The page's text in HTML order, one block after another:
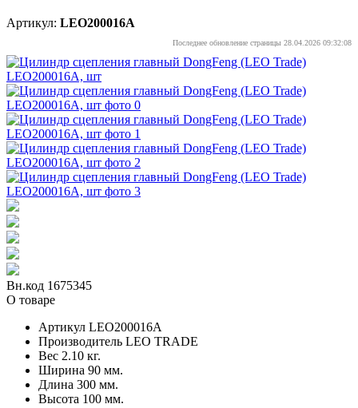
Артикул: LEO200016A
Последнее обновление страницы 28.04.2026 09:32:08
Вн.код 1675345
О товаре
Артикул LEO200016A
Производитель LEO TRADE
Вес 2.10 кг.
Ширина 90 мм.
Длина 300 мм.
Высота 100 мм.